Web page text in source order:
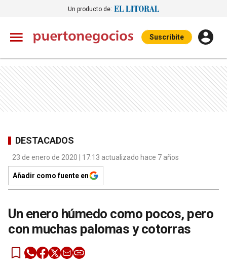
Un producto de:
Suscribite
DESTACADOS
23 de enero de 2020 | 17:13 actualizado hace 7 años
Añadir como fuente en
Un enero húmedo como pocos, pero
con muchas palomas y cotorras